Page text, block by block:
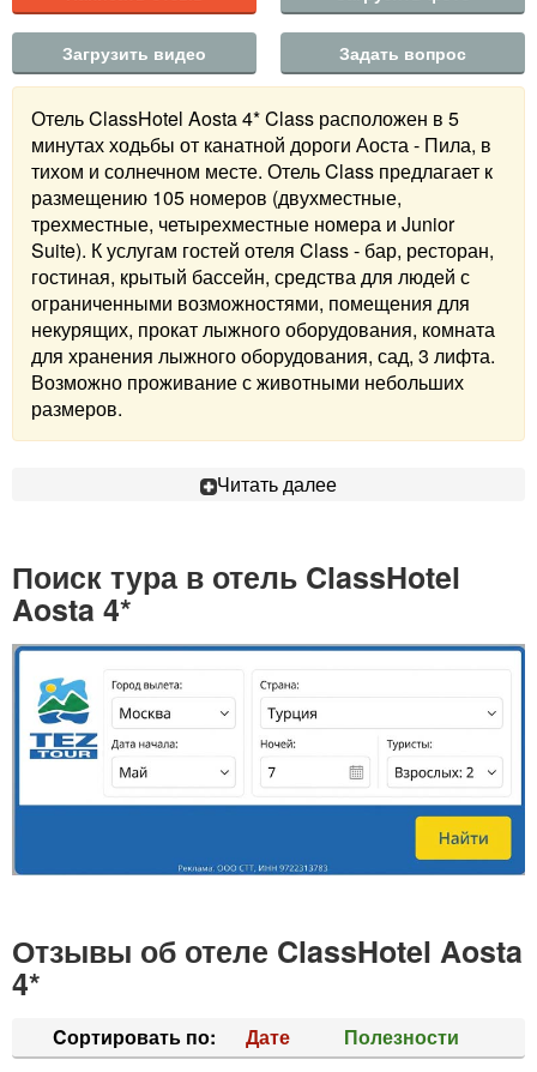
Загрузить видео Задать вопрос
Отель ClassHotel Aosta 4* Class расположен в 5
минутах ходьбы от канатной дороги Аоста - Пила, в
тихом и солнечном месте. Отель Class предлагает к
размещению 105 номеров (двухместные,
трехместные, четырехместные номера и Junior
Suite). К услугам гостей отеля Class - бар, ресторан,
гостиная, крытый бассейн, средства для людей с
ограниченными возможностями, помещения для
некурящих, прокат лыжного оборудования, комната
для хранения лыжного оборудования, сад, 3 лифта.
Возможно проживание с животными небольших
размеров.
Читать далее
Поиск тура в отель ClassHotel
Aosta 4*
Отзывы об отеле ClassHotel Aosta
4*
Cортировать по: Дате Полезности